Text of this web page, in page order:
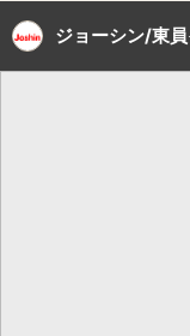
ジョーシン/東